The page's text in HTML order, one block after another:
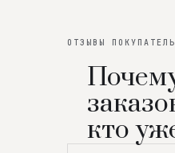
ОТЗЫВЫ
кто